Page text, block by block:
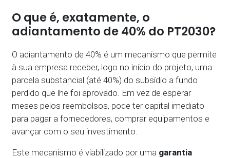
O que é, exatamente, o
adiantamento de 40% do PT2030?
O adiantamento de 40% é um mecanismo que permite
à sua empresa receber, logo no início do projeto, uma
parcela substancial (até 40%) do subsídio a fundo
perdido que lhe foi aprovado. Em vez de esperar
meses pelos reembolsos, pode ter capital imediato
para pagar a fornecedores, comprar equipamentos e
avançar com o seu investimento.
Este mecanismo é viabilizado por uma garantia